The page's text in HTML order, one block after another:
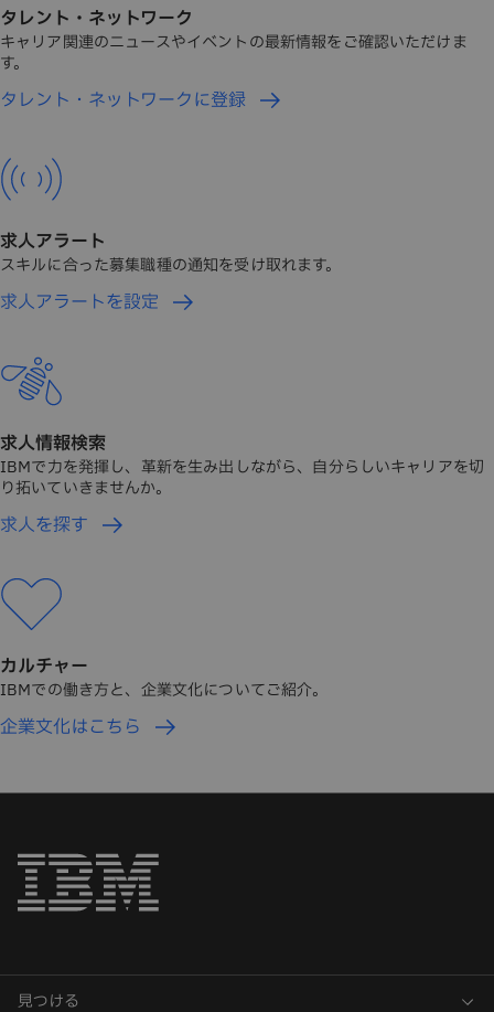
タレント・ネットワーク
キャリア関連のニュースやイベントの最新情報をご確認いただけま
す。
タレント・ネットワークに登録
求人アラート
スキルに合った募集職種の通知を受け取れます。
求人アラートを設定
求人情報検索
IBMで力を発揮し、革新を生み出しながら、自分らしいキャリアを切
り拓いていきませんか。
求人を探す
カルチャー
IBMでの働き方と、企業文化についてご紹介。
企業文化はこちら